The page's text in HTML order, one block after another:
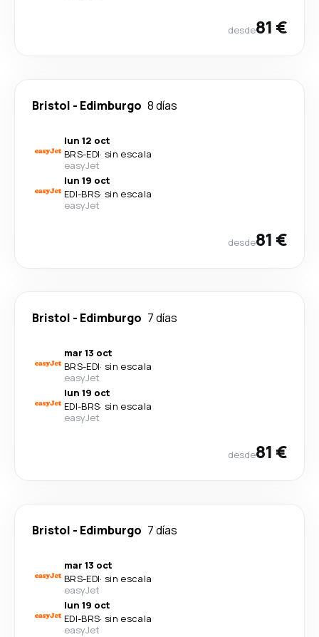
desde81 €
Bristol - Edimburgo 8 días
lun 12 oct
BRS-EDI· sin escala
easyJet
lun 19 oct
EDI-BRS· sin escala
easyJet
desde81 €
Bristol - Edimburgo 7 días
mar 13 oct
BRS-EDI· sin escala
easyJet
lun 19 oct
EDI-BRS· sin escala
easyJet
desde81 €
Bristol - Edimburgo 7 días
mar 13 oct
BRS-EDI· sin escala
easyJet
lun 19 oct
EDI-BRS· sin escala
easyJet